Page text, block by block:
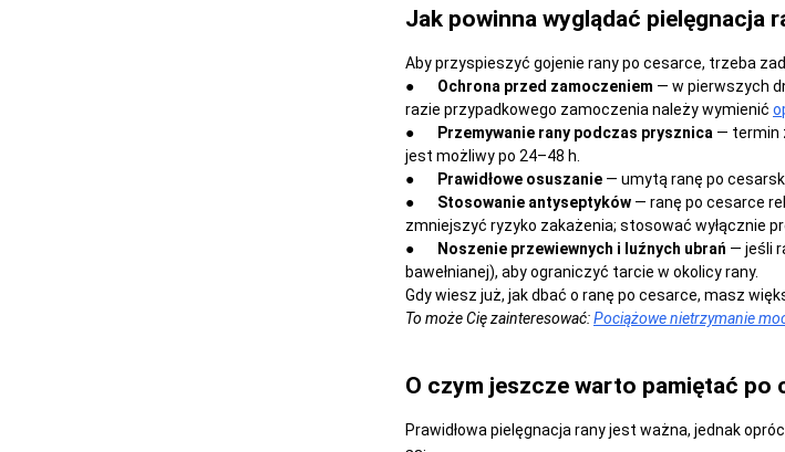
Jak powinna wyglądać pielęgnacja
Aby przyspieszyć gojenie rany po cesarce, trzeba
● Ochrona przed zamoczeniem — w pierwszych
razie przypadkowego zamoczenia należy wymienić
●
Przemywanie rany podczas prysznica — termin
jest możliwy po 24–48 h.
●
Prawidłowe osuszanie — umytą ranę po
● Stosowanie antyseptyków — ranę po cesarce
zmniejszyć ryzyko zakażenia; stosować wyłącznie
●
Noszenie przewiewnych i luźnych ubrań — jeśli
bawełnianej), aby ograniczyć tarcie w okolicy rany.
Gdy wiesz już, jak dbać o ranę po cesarce, masz
To może Cię zainteresować:Pociążowe nietrzymanie
O czym jeszcze warto pamiętać po
Prawidłowa pielęgnacja rany jest ważna, jednak